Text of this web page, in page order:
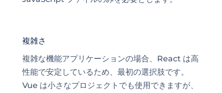
複雑さ
複雑な機能アプリケーションの場合、React は高
性能で安定しているため 、最初の選択肢です。
Vue は小さなプロジェクトでも使用できますが、